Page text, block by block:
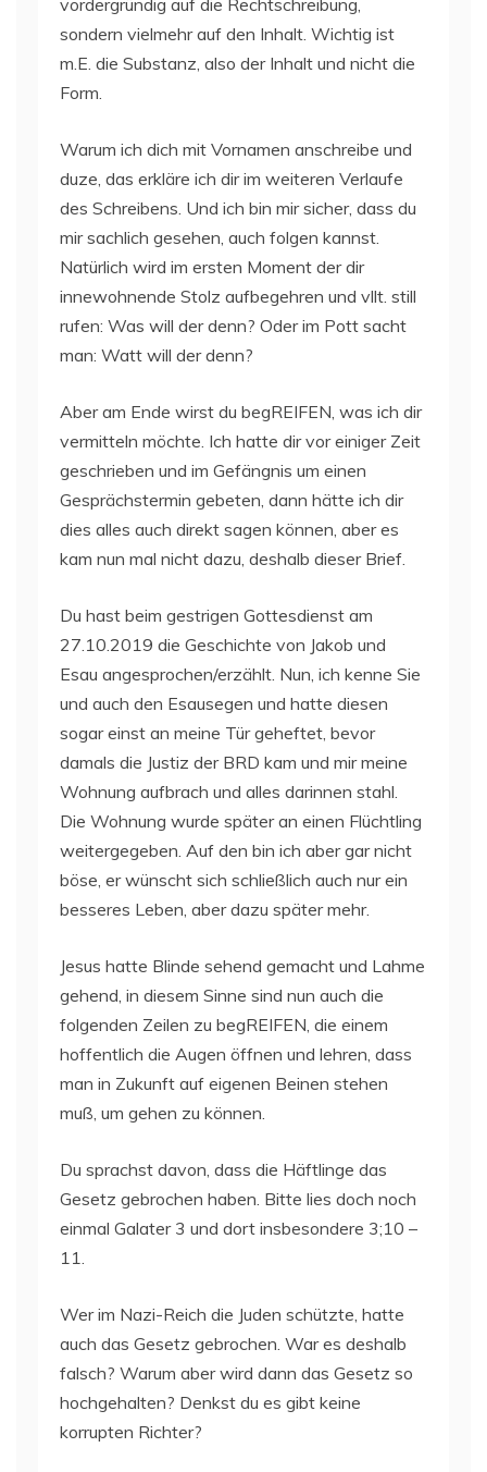
sondern vielmehr auf den Inhalt. Wichtig ist
m.E. die Substanz, also der Inhalt und nicht die
Form.
Warum ich dich mit Vornamen anschreibe und
duze, das erkläre ich dir im weiteren Verlaufe
des Schreibens. Und ich bin mir sicher, dass du
mir sachlich gesehen, auch folgen kannst.
Natürlich wird im ersten Moment der dir
innewohnende Stolz aufbegehren und vllt. still
rufen: Was will der denn? Oder im Pott sacht
man: Watt will der denn?
Aber am Ende wirst du begREIFEN, was ich dir
vermitteln möchte. Ich hatte dir vor einiger Zeit
geschrieben und im Gefängnis um einen
Gesprächstermin gebeten, dann hätte ich dir
dies alles auch direkt sagen können, aber es
kam nun mal nicht dazu, deshalb dieser Brief.
Du hast beim gestrigen Gottesdienst am
27.10.2019 die Geschichte von Jakob und
Esau angesprochen/erzählt. Nun, ich kenne Sie
und auch den Esausegen und hatte diesen
sogar einst an meine Tür geheftet, bevor
damals die Justiz der BRD kam und mir meine
Wohnung aufbrach und alles darinnen stahl.
Die Wohnung wurde später an einen Flüchtling
weitergegeben. Auf den bin ich aber gar nicht
böse, er wünscht sich schließlich auch nur ein
besseres Leben, aber dazu später mehr.
Jesus hatte Blinde sehend gemacht und Lahme
gehend, in diesem Sinne sind nun auch die
folgenden Zeilen zu begREIFEN, die einem
hoffentlich die Augen öffnen und lehren, dass
man in Zukunft auf eigenen Beinen stehen
muß, um gehen zu können.
Du sprachst davon, dass die Häftlinge das
Gesetz gebrochen haben. Bitte lies doch noch
einmal Galater 3 und dort insbesondere 3;10 –
11.
Wer im Nazi-Reich die Juden schützte, hatte
auch das Gesetz gebrochen. War es deshalb
falsch? Warum aber wird dann das Gesetz so
hochgehalten? Denkst du es gibt keine
korrupten Richter?